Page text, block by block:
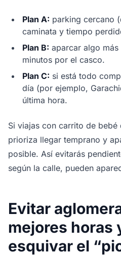
Plan A: parking cercano
caminata y tiempo
Plan B: aparcar algo más
minutos por el casco.
Plan C: si está todo
día (por ejemplo,
última hora.
Si viajas con carrito de
prioriza llegar temprano y
posible. Así evitarás
según la calle, pueden
Evitar
mejores horas
esquivar el